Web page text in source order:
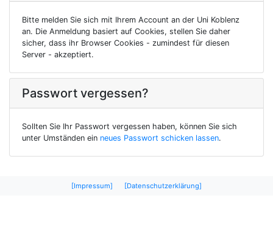
Bitte melden Sie sich mit Ihrem Account an der Uni Koblenz
an. Die Anmeldung basiert auf Cookies, stellen Sie daher
sicher, dass ihr Browser Cookies - zumindest für diesen
Server - akzeptiert.
Passwort vergessen?
Sollten Sie Ihr Passwort vergessen haben, können Sie sich
unter Umständen ein neues Passwort schicken lassen.
[Impressum] [Datenschutzerklärung]